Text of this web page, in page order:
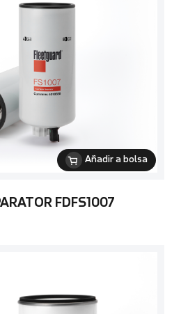
Añadir a bolsa
FDFS1007